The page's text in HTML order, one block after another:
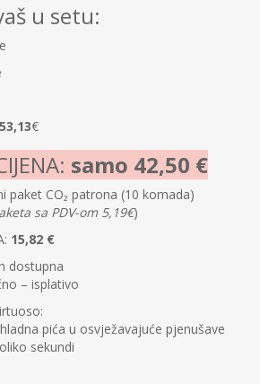
u setu:
€
samo 42,50 €
paket CO₂ patrona (10 komada)
sa PDV-om 5,19€)
15,82 €
dostupna
– isplativo
pića u osvježavajuće pjenušave
sekundi